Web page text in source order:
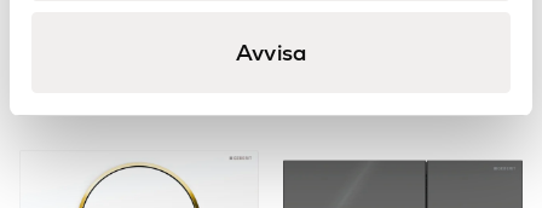
Avvisa
Du kanske också gillar..